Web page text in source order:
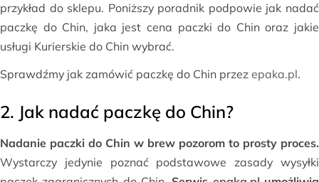
przykład do sklepu. Poniższy poradnik podpowie jak nadać
paczkę do Chin, jaka jest cena paczki do Chin oraz jakie
usługi Kurierskie do Chin wybrać.
Sprawdźmy jak zamówić paczkę do Chin przez epaka.pl.
2. Jak nadać paczkę do Chin?
Nadanie paczki do Chin w brew pozorom to prosty proces.
Wystarczy jedynie poznać podstawowe zasady wysyłki